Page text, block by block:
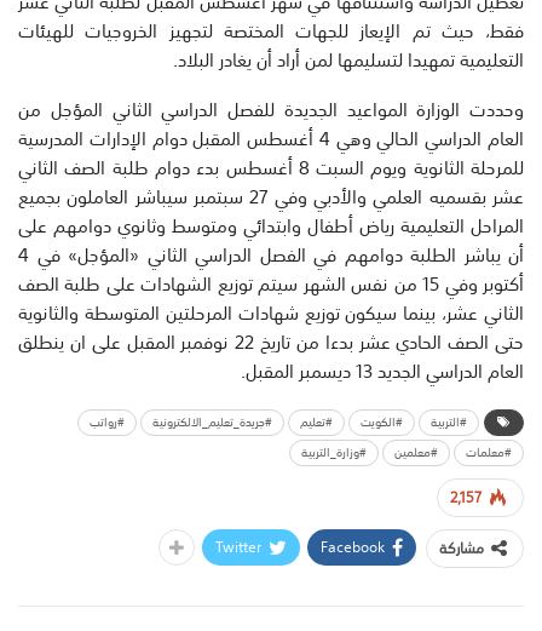
فقط، حيث تم الإيعاز للجهات المختصة لتجهيز الخروجيات للهيئات
التعليمية تمهيدا لتسليمها لمن أراد أن يغادر البلاد.
وحددت الوزارة المواعيد الجديدة للفصل الدراسي الثاني المؤجل من
العام الدراسي الحالي وهي 4 أغسطس المقبل دوام الإدارات المدرسية
للمرحلة الثانوية ويوم السبت 8 أغسطس بدء دوام طلبة الصف الثاني
عشر بقسميه العلمي والأدبي وفي 27 سبتمبر سيباشر العاملون بجميع
المراحل التعليمية رياض أطفال وابتدائي ومتوسط وثانوي دوامهم على
أن يباشر الطلبة دوامهم في الفصل الدراسي الثاني «المؤجل» في 4
أكتوبر وفي 15 من نفس الشهر سيتم توزيع الشهادات على طلبة الصف
الثاني عشر، بينما سيكون توزيع شهادات المرحلتين المتوسطة والثانوية
حتى الصف الحادي عشر بدءا من تاريخ 22 نوفمبر المقبل على ان ينطلق
العام الدراسي الجديد 13 ديسمبر المقبل.
#التربية #الكويت #تعليم #جريدة_تعليم_الالكترونية
#رواتب
#معلمات
#معلمين #وزارة_التربية
2,157
مشاركة
Facebook
Twitter